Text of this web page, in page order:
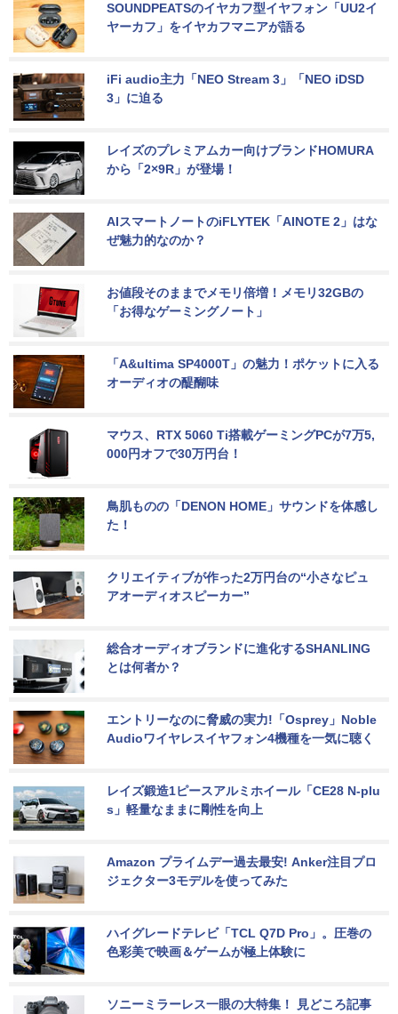
SOUNDPEATSのイヤカフ型イヤフォン「UU2イ
ヤーカフ」をイヤカフマニアが語る
iFi audio主力「NEO Stream 3」「NEO iDSD
3」に迫る
レイズのプレミアムカー向けブランドHOMURA
から「2×9R」が登場！
AIスマートノートのiFLYTEK「AINOTE 2」はな
ぜ魅力的なのか？
お値段そのままでメモリ倍増！メモリ32GBの
「お得なゲーミングノート」
「A&ultima SP4000T」の魅力！ポケットに入る
オーディオの醍醐味
マウス、RTX 5060 Ti搭載ゲーミングPCが7万5,
000円オフで30万円台！
鳥肌ものの「DENON HOME」サウンドを体感し
た！
クリエイティブが作った2万円台の“小さなピュ
アオーディオスピーカー”
総合オーディオブランドに進化するSHANLING
とは何者か？
エントリーなのに脅威の実力!「Osprey」Noble
Audioワイヤレスイヤフォン4機種を一気に聴く
レイズ鍛造1ピースアルミホイール「CE28 N-plu
s」軽量なままに剛性を向上
Amazon プライムデー過去最安! Anker注目プロ
ジェクター3モデルを使ってみた
ハイグレードテレビ「TCL Q7D Pro」。圧巻の
色彩美で映画＆ゲームが極上体験に
ソニーミラーレス一眼の大特集！ 見どころ記事